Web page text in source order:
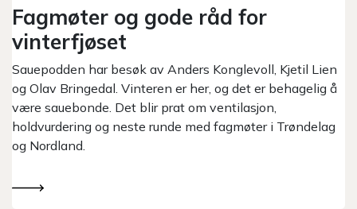
Fagmøter og gode råd for
vinterfjøset
Sauepodden har besøk av Anders Konglevoll, Kjetil Lien
og Olav Bringedal. Vinteren er her, og det er behagelig å
være sauebonde. Det blir prat om ventilasjon,
holdvurdering og neste runde med fagmøter i Trøndelag
og Nordland.